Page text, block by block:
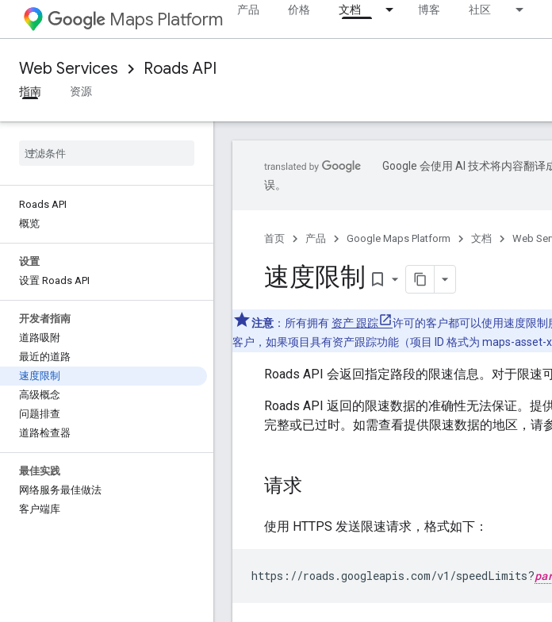
Maps Platform 产品 价格 文档 博客 社区
Web Services Roads API
指南
资源
Roads API
概览
设置
设置 Roads API
开发者指南
道路吸附
最近的道路
速度限制
高级概念
问题排查
道路检查器
最佳实践
网络服务最佳做法
客户端库
Google 会使用 AI 技术将内容翻
误。
首页 产品 Google Maps Platform 文档 Web
速度限制 bookmark_border
注意 ：所有拥有 资产 跟踪 许可的客户都可以使用速度限制
客户，如果项目具有资产跟踪功能（项目 ID 格式为 maps-asset-
Roads API 会返回指定路段的限速信息。对于限速
Roads API 返回的限速数据的准确性无法保证。提
完整或已过时。如需查看提供限速数据的地区，请
请求
使用 HTTPS 发送限速请求，格式如下：
https://roads.googleapis.com/v1/speedLimits?